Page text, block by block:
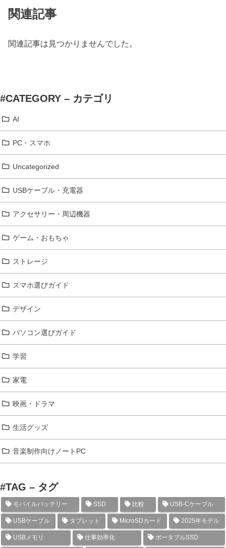
関連記事
関連記事は見つかりませんでした。
#CATEGORY – カテゴリ
AI
PC・スマホ
Uncategorized
USBケーブル・充電器
アクセサリー・周辺機器
ゲーム・おもちゃ
ストレージ
スマホ選びガイド
デザイン
パソコン選びガイド
学習
家電
映画・ドラマ
生活グッズ
音楽制作向けノートPC
#TAG – タグ
モバイルバッテリー SSD 比較 USB-Cケーブル
USBケーブル タブレット MicroSDカード 2025年モデル
USBメモリ 仕事効率化 ポータブルSSD